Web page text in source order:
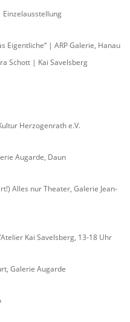
Eigentliche“ | ARP Galerie, Hanau
Schott | Kai Savelsberg
Herzogenrath e.V.
Augarde, Daun
Alles nur Theater, Galerie Jean-
Kai Savelsberg, 13-18 Uhr
Galerie Augarde